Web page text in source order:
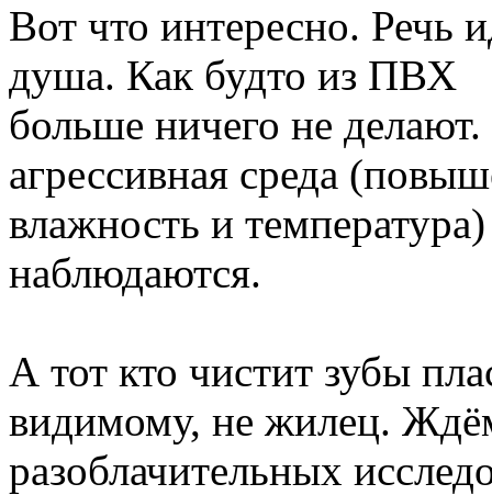
Вот что интересно. Речь
душа. Как будто из ПВХ
больше ничего не
агрессивная среда
влажность и
наблюдаются.
А тот кто чистит зубы
видимому, не жилец.
разоблачительных